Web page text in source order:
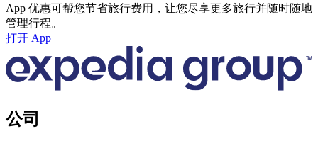
App 优惠可帮您节省旅行费用，让您尽享更多旅行并随时随地
管理行程。
打开 App
公司